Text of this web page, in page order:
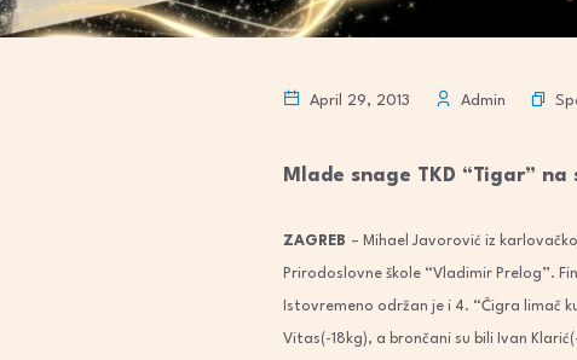
April 29, 2013 Admin
Mlade snage TKD “Tigar”
ZAGREB – Mihael Javorović iz
Prirodoslovne škole “Vladimir Prelog”.
Istovremeno održan je i 4. “Čigra limač
Vitas(-18kg), a brončani su bili Ivan